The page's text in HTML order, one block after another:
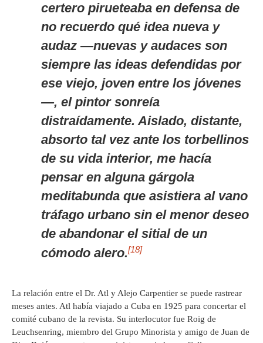
certero pirueteaba en defensa de
no recuerdo qué idea nueva y
audaz —nuevas y audaces son
siempre las ideas defendidas por
ese viejo, joven entre los jóvenes
—, el pintor sonreía
distraídamente. Aislado, distante,
absorto tal vez ante los torbellinos
de su vida interior, me hacía
pensar en alguna gárgola
meditabunda que asistiera al vano
tráfago urbano sin el menor deseo
de abandonar el sitial de un
cómodo alero.[18]
La relación entre el Dr. Atl y Alejo Carpentier se puede rastrear
meses antes. Atl había viajado a Cuba en 1925 para concertar el
comité cubano de la revista. Su interlocutor fue Roig de
Leuchsenring, miembro del Grupo Minorista y amigo de Juan de